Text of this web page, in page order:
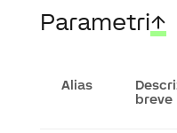
Parametri↑
Alias
breve